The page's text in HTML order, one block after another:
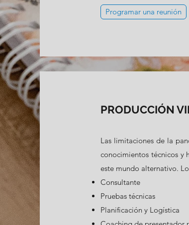
Programar una reunión
PRODUCCIÓN
Las limitaciones de la
conocimientos técnicos y
este mundo alternativo.
Consultante
Pruebas técnicas
Planificación y Logística